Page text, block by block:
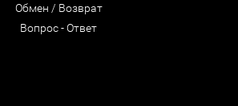
Обмен / Возврат
Вопрос - Ответ